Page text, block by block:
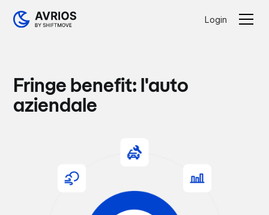
Login
Fringe benefit: l'auto
aziendale